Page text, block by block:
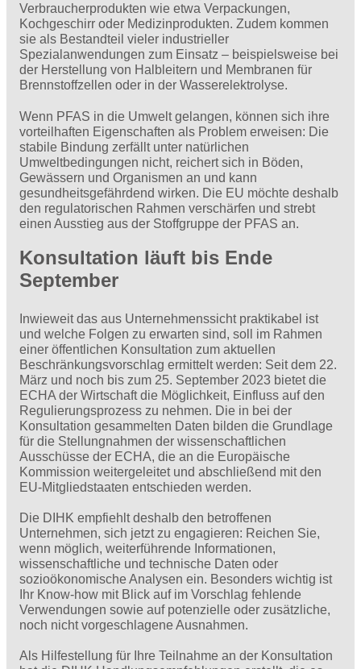
Verbraucherprodukten wie etwa Verpackungen,
Kochgeschirr oder Medizinprodukten. Zudem kommen
sie als Bestandteil vieler industrieller
Spezialanwendungen zum Einsatz – beispielsweise bei
der Herstellung von Halbleitern und Membranen für
Brennstoffzellen oder in der Wasserelektrolyse.
Wenn PFAS in die Umwelt gelangen, können sich ihre
vorteilhaften Eigenschaften als Problem erweisen: Die
stabile Bindung zerfällt unter natürlichen
Umweltbedingungen nicht, reichert sich in Böden,
Gewässern und Organismen an und kann
gesundheitsgefährdend wirken. Die EU möchte deshalb
den regulatorischen Rahmen verschärfen und strebt
einen Ausstieg aus der Stoffgruppe der PFAS an.
Konsultation läuft bis Ende
September
Inwieweit das aus Unternehmenssicht praktikabel ist
und welche Folgen zu erwarten sind, soll im Rahmen
einer öffentlichen Konsultation zum aktuellen
Beschränkungsvorschlag ermittelt werden: Seit dem 22.
März und noch bis zum 25. September 2023 bietet die
ECHA der Wirtschaft die Möglichkeit, Einfluss auf den
Regulierungsprozess zu nehmen. Die in bei der
Konsultation gesammelten Daten bilden die Grundlage
für die Stellungnahmen der wissenschaftlichen
Ausschüsse der ECHA, die an die Europäische
Kommission weitergeleitet und abschließend mit den
EU-Mitgliedstaaten entschieden werden.
Die DIHK empfiehlt deshalb den betroffenen
Unternehmen, sich jetzt zu engagieren: Reichen Sie,
wenn möglich, weiterführende Informationen,
wissenschaftliche und technische Daten oder
sozioökonomische Analysen ein. Besonders wichtig ist
Ihr Know-how mit Blick auf im Vorschlag fehlende
Verwendungen sowie auf potenzielle oder zusätzliche,
noch nicht vorgeschlagene Ausnahmen.
Als Hilfestellung für Ihre Teilnahme an der Konsultation